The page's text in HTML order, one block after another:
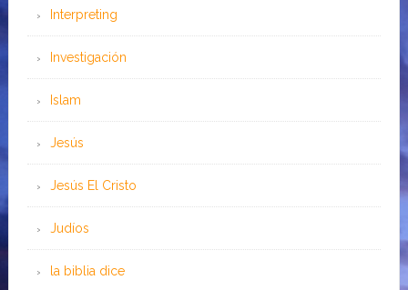
Interpreting
Investigación
Islam
Jesús
Jesús El Cristo
Judíos
la biblia dice